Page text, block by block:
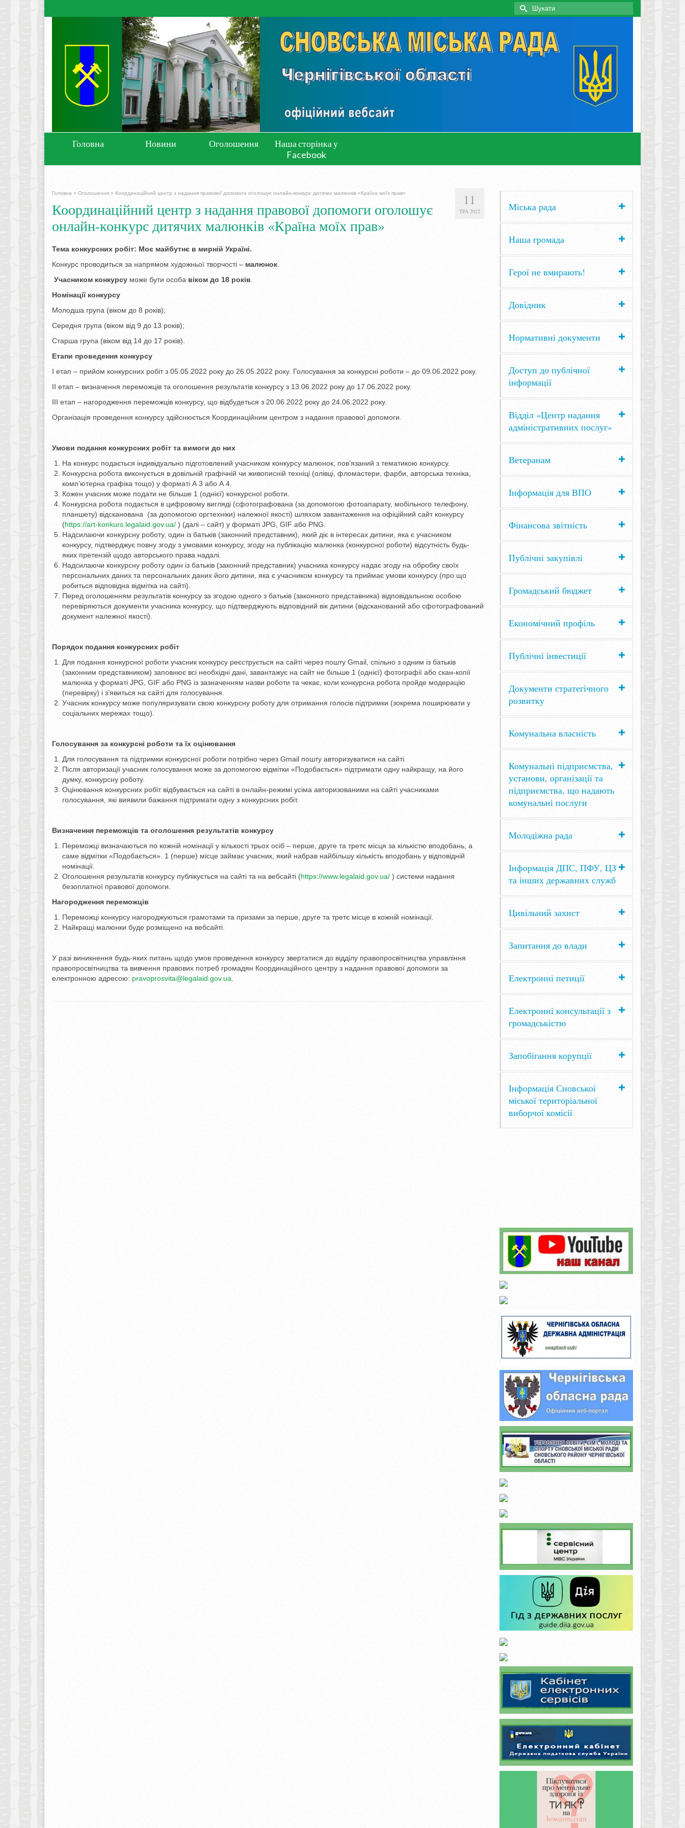
Search
for:
Головна Новини Оголошення
Наша сторінка у
Facebook
11
ТРА 2022
Головна » Оголошення » Координаційний центр з надання правової допомоги оголошує онлайн-конкурс дитячих малюнків «Країна моїх прав»
Координаційний центр з надання правової допомоги оголошує
онлайн-конкурс дитячих малюнків «Країна моїх прав»
Тема конкурсних робіт: Моє майбутнє в мирній Україні.
Конкурс проводиться за напрямом художньої творчості – малюнок
Учасником конкурсу може бути особа віком до 18 років
Номінації конкурсу
Молодша група (віком до 8 років);
Середня група (віком від 9 до 13 років);
Старша група (віком від 14 до 17 років).
Етапи проведення конкурсу
I етап – прийом конкурсних робіт з 05.05.2022 року до 26.05.2022 року. Голосування за конкурсні роботи – до 09.06.2022 року.
II етап – визначення переможців та оголошення результатів конкурсу з 13.06.2022 року до 17.06.2022 року.
III етап – нагородження переможців конкурсу, що відбудеться з 20.06.2022 року до 24.06.2022 року.
Організація проведення конкурсу здійснюється Координаційним центром з надання правової допомоги.
Умови подання конкурсних робіт та вимоги до них
На конкурс подається індивідуально підготовлений учасником конкурсу малюнок, пов’язаний з тематикою конкурсу.
Конкурсна робота виконується в довільній графічній чи живописній техніці (олівці, фломастери, фарби, авторська техніка,
комп’ютерна графіка тощо) у форматі А 3 або А 4.
Кожен учасник може подати не більше 1 (однієї) конкурсної роботи.
Конкурсна робота подається в цифровому вигляді (сфотографована (за допомогою фотоапарату, мобільного телефону,
планшету) відсканована (за допомогою оргтехніки) належної якості) шляхом завантаження на офіційний сайт конкурсу
(https://art-konkurs.legalaid.gov.ua/ ) (далі – сайт) у форматі JPG, GIF або PNG.
Надсилаючи конкурсну роботу, один із батьків (законний представник), який діє в інтересах дитини, яка є учасником
конкурсу, підтверджує повну згоду з умовами конкурсу, згоду на публікацію малюнка (конкурсної роботи) відсутність будь-
яких претензій щодо авторського права надалі.
Надсилаючи конкурсну роботу один із батьків (законний представник) учасника конкурсу надає згоду на обробку своїх
персональних даних та персональних даних його дитини, яка є учасником конкурсу та приймає умови конкурсу (про що
робиться відповідна відмітка на сайті).
Перед оголошенням результатів конкурсу за згодою одного з батьків (законного представника) відповідальною особою
перевіряються документи учасника конкурсу, що підтверджують відповідний вік дитини (відсканований або сфотографований
документ належної якості).
Порядок подання конкурсних робіт
Для подання конкурсної роботи учасник конкурсу реєструється на сайті через пошту Gmail, спільно з одним із батьків
(законним представником) заповнює всі необхідні дані, завантажує на сайт не більше 1 (однієї) фотографії або скан-копії
малюнка у форматі JPG, GIF або PNG із зазначенням назви роботи та чекає, коли конкурсна робота пройде модерацію
(перевірку) і з’явиться на сайті для голосування.
Учасник конкурсу може популяризувати свою конкурсну роботу для отримання голосів підтримки (зокрема поширювати у
соціальних мережах тощо).
Голосування за конкурсні роботи та їх оцінювання
Для голосування та підтримки конкурсної роботи потрібно через Gmail пошту авторизуватися на сайті.
Після авторизації учасник голосування може за допомогою відмітки «Подобається» підтримати одну найкращу, на його
думку, конкурсну роботу.
Оцінювання конкурсних робіт відбувається на сайті в онлайн-режимі усіма авторизованими на сайті учасниками
голосування, які виявили бажання підтримати одну з конкурсних робіт.
Визначення переможців та оголошення результатів конкурсу
Переможці визначаються по кожній номінації у кількості трьох осіб – перше, друге та третє місця за кількістю вподобань, а
саме відмітки «Подобається». 1 (перше) місце займає учасник, який набрав найбільшу кількість вподобань у відповідній
номінації.
Оголошення результатів конкурсу публікується на сайті та на вебсайті (https://www.legalaid.gov.ua/ ) системи надання
безоплатної правової допомоги.
Нагородження переможців
Переможці конкурсу нагороджуються грамотами та призами за перше, друге та третє місце в кожній номінації.
Найкращі малюнки буде розміщено на вебсайті.
У разі виникнення будь-яких питань щодо умов проведення конкурсу звертатися до відділу правопросвітництва управління
правопросвітництва та вивчення правових потреб громадян Координаційного центру з надання правової допомоги за
електронною адресою: pravoprosvita@legalaid.gov.ua
Міська рада
Наша громада
Герої не вмирають!
Довідник
Нормативні документи
Доступ до публічної
інформації
Відділ «Центр надання
адміністративних послуг»
Ветеранам
Інформація для ВПО
Фінансова звітність
Публічні закупівлі
Громадський бюджет
Економічний профіль
Публічні інвестиції
Документи стратегічного
розвитку
Комунальна власність
Комунальні підприємства,
установи, організації та
підприємства, що надають
комунальні послуги
Молодіжна рада
Інформація ДПС, ПФУ, ЦЗ
та інших державних служб
Цивільний захист
Запитання до влади
Електронні петиції
Електронні консультації з
громадськістю
Запобігання корупції
Інформація Сновської
міської територіальної
виборчої комісії